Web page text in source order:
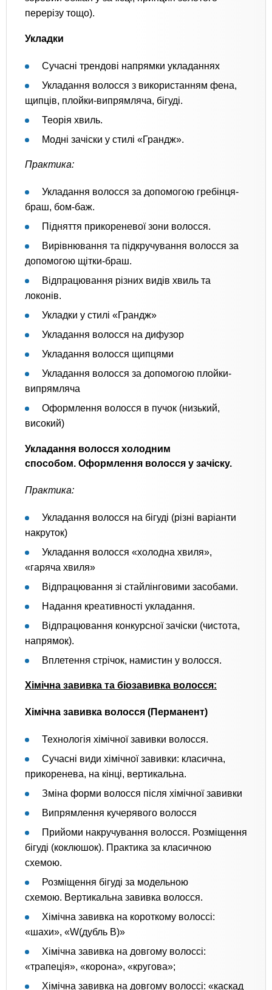
перерізу тощо).
Укладки
Сучасні трендові напрямки укладаннях
Укладання волосся з використанням фена,
щипців, плойки-випрямляча, бігуді.
Теорія хвиль.
Модні зачіски у стилі «Грандж».
Практика:
Укладання волосся за допомогою гребінця-
браш, бом-баж.
Підняття прикореневої зони волосся.
Вирівнювання та підкручування волосся за
допомогою щітки-браш.
Відпрацювання різних видів хвиль та
локонів.
Укладки у стилі «Грандж»
Укладання волосся на дифузор
Укладання волосся щипцями
Укладання волосся за допомогою плойки-
випрямляча
Оформлення волосся в пучок (низький,
високий)
Укладання волосся холодним
способом. Оформлення волосся у зачіску.
Практика:
Укладання волосся на бігуді (різні варіанти
накруток)
Укладання волосся «холодна хвиля»,
«гаряча хвиля»
Відпрацювання зі стайлінговими засобами.
Надання креативності укладання.
Відпрацювання конкурсної зачіски (чистота,
напрямок).
Вплетення стрічок, намистин у волосся.
Хімічна завивка та біозавивка волосся:
Хімічна завивка волосся (Перманент)
Технологія хімічної завивки волосся.
Сучасні види хімічної завивки: класична,
прикоренева, на кінці, вертикальна.
Зміна форми волосся після хімічної завивки
Випрямлення кучерявого волосся
Прийоми накручування волосся. Розміщення
бігуді (коклюшок). Практика за класичною
схемою.
Розміщення бігуді за модельною
схемою. Вертикальна завивка волосся.
Хімічна завивка на короткому волоссі:
«шахи», «W(дубль В)»
Хімічна завивка на довгому волоссі:
«трапеція», «корона», «кругова»;
Хімічна завивка на довгому волоссі: «каскад